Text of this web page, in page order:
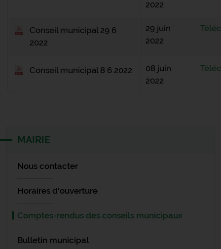
2022
Conseil municipal 29 6
2022
29 juin
2022
Conseil municipal 8 6 2022
08 juin
2022
MAIRIE
Nous contacter
Horaires d'ouverture
Comptes-rendus des conseils municipaux
Bulletin municipal